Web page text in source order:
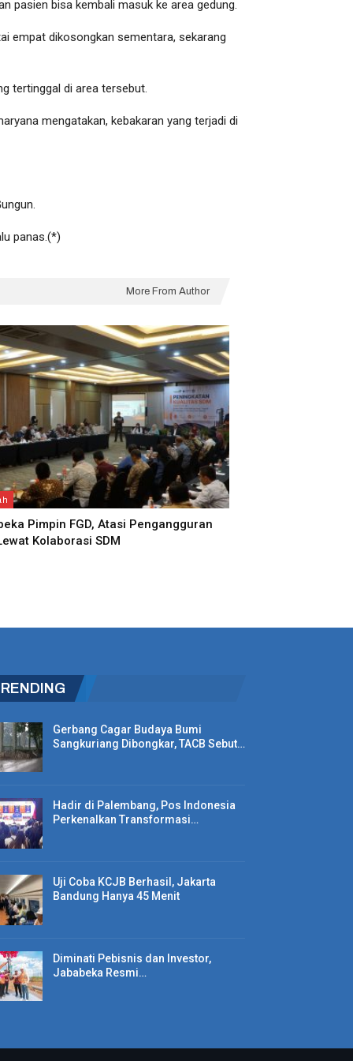
pasien bisa kembali masuk ke area gedung.
empat dikosongkan sementara, sekarang
tertinggal di area tersebut.
mengatakan, kebakaran yang terjadi di
panas.(*)
More From Author
Pimpin FGD, Atasi Pengangguran
Kolaborasi SDM
Gerbang Cagar Budaya Bumi
Sangkuriang Dibongkar, TACB Sebut…
Hadir di Palembang, Pos Indonesia
Perkenalkan Transformasi…
Uji Coba KCJB Berhasil, Jakarta
Bandung Hanya 45 Menit
Diminati Pebisnis dan Investor,
Jababeka Resmi…